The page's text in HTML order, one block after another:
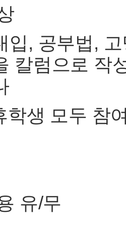
입, 공부법,
칼럼으로 작
학생 모두 참
유/무